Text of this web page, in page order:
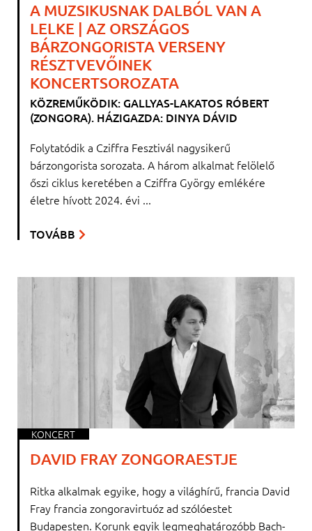
A MUZSIKUSNAK DALBÓL VAN A
LELKE | AZ ORSZÁGOS
BÁRZONGORISTA VERSENY
RÉSZTVEVŐINEK
KONCERTSOROZATA
KÖZREMŰKÖDIK: GALLYAS-LAKATOS RÓBERT
(ZONGORA). HÁZIGAZDA: DINYA DÁVID
Folytatódik a Cziffra Fesztivál nagysikerű
bárzongorista sorozata. A három alkalmat felölelő
őszi ciklus keretében a Cziffra György emlékére
életre hívott 2024. évi ...
TOVÁBB
KONCERT
DAVID FRAY ZONGORAESTJE
Ritka alkalmak egyike, hogy a világhírű, francia David
Fray francia zongoravirtuóz ad szólóestet
Budapesten. Korunk egyik legmeghatározóbb Bach-